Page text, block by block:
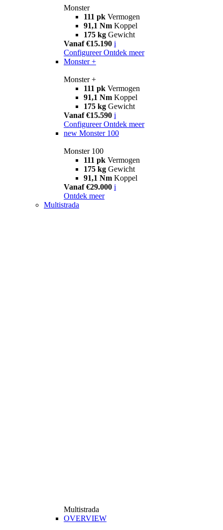
Monster
111 pk Vermogen
91,1 Nm Koppel
175 kg Gewicht
Vanaf €15.190 i
Configureer Ontdek meer
Monster +
Monster +
111 pk Vermogen
91,1 Nm Koppel
175 kg Gewicht
Vanaf €15.590 i
Configureer Ontdek meer
new Monster 100
Monster 100
111 pk Vermogen
175 kg Gewicht
91,1 Nm Koppel
Vanaf €29.000 i
Ontdek meer
Multistrada
Multistrada
OVERVIEW